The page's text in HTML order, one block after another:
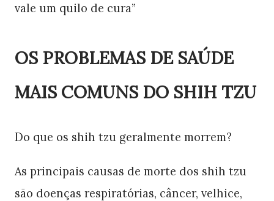
vale um quilo de cura”
OS PROBLEMAS DE SAÚDE
MAIS COMUNS DO SHIH TZU
Do que os shih tzu geralmente morrem?
As principais causas de morte dos shih tzu
são doenças respiratórias, câncer, velhice,